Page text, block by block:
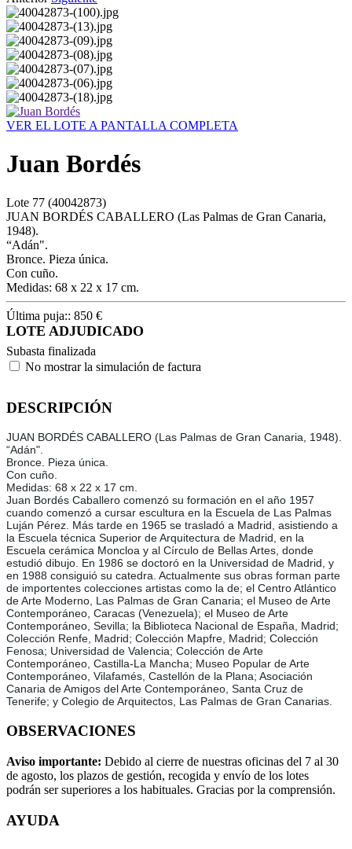
VER EL LOTE A PANTALLA COMPLETA
Juan Bordés
Lote 77 (40042873)
JUAN BORDÉS CABALLERO (Las Palmas de Gran Canaria,
1948).
“Adán".
Bronce. Pieza única.
Con cuño.
Medidas: 68 x 22 x 17 cm.
Última puja:: 850 €
LOTE ADJUDICADO
Subasta finalizada
No mostrar la simulación de factura
DESCRIPCIÓN
JUAN BORDÉS CABALLERO (Las Palmas de Gran Canaria, 1948).
“Adán".
Bronce. Pieza única.
Con cuño.
Medidas: 68 x 22 x 17 cm.
Juan Bordés Caballero comenzó su formación en el año 1957
cuando comenzó a cursar escultura en la Escuela de Las Palmas
Luján Pérez. Más tarde en 1965 se trasladó a Madrid, asistiendo a
la Escuela técnica Superior de Arquitectura de Madrid, en la
Escuela cerámica Moncloa y al Círculo de Bellas Artes, donde
estudió dibujo. En 1986 se doctoró en la Universidad de Madrid, y
en 1988 consiguió su catedra. Actualmente sus obras forman parte
de importentes colecciones artistas como la de; el Centro Atlántico
de Arte Moderno, Las Palmas de Gran Canaria; el Museo de Arte
Contemporáneo, Caracas (Venezuela); el Museo de Arte
Contemporáneo, Sevilla; la Biblioteca Nacional de España, Madrid;
Colección Renfe, Madrid; Colección Mapfre, Madrid; Colección
Fenosa; Universidad de Valencia; Colección de Arte
Contemporáneo, Castilla-La Mancha; Museo Popular de Arte
Contemporáneo, Vilafamés, Castellón de la Plana; Asociación
Canaria de Amigos del Arte Contemporáneo, Santa Cruz de
Tenerife; y Colegio de Arquitectos, Las Palmas de Gran Canarias.
OBSERVACIONES
Aviso importante: Debido al cierre de nuestras oficinas del 7 al 30
de agosto, los plazos de gestión, recogida y envío de los lotes
podrán ser superiores a los habituales. Gracias por la comprensión.
AYUDA